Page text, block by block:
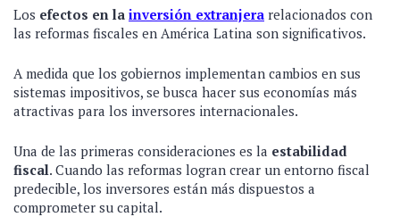
Los efectos en la inversión extranjera relacionados con
las reformas fiscales en América Latina son significativos.
A medida que los gobiernos implementan cambios en sus
sistemas impositivos, se busca hacer sus economías más
atractivas para los inversores internacionales.
Una de las primeras consideraciones es la estabilidad
fiscal. Cuando las reformas logran crear un entorno fiscal
predecible, los inversores están más dispuestos a
comprometer su capital.